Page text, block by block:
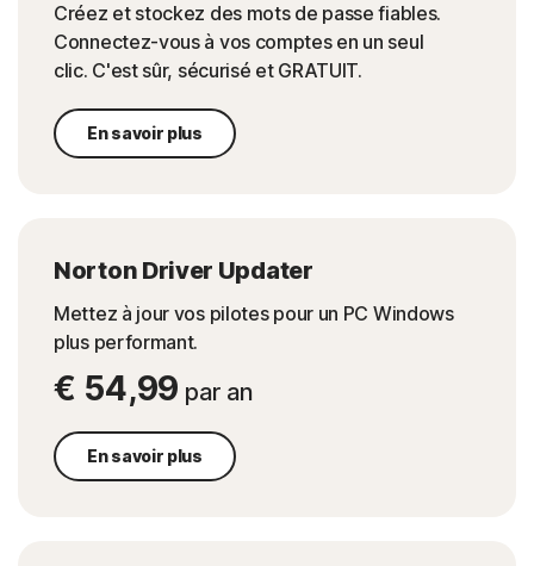
Créez et stockez des mots de passe fiables.
Connectez-vous à vos comptes en un seul
clic. C'est sûr, sécurisé et GRATUIT.
En savoir plus
Norton Driver Updater
Mettez à jour vos pilotes pour un PC Windows
plus performant.
€ 54,99 par an
En savoir plus